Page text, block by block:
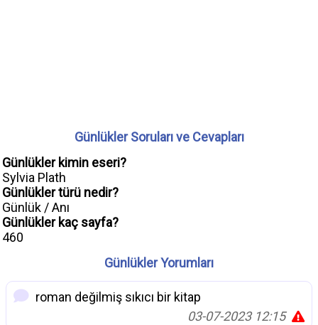
Günlükler Soruları ve Cevapları
Günlükler kimin eseri?
Sylvia Plath
Günlükler türü nedir?
Günlük / Anı
Günlükler kaç sayfa?
460
Günlükler Yorumları
roman değilmiş sıkıcı bir kitap
03-07-2023 12:15